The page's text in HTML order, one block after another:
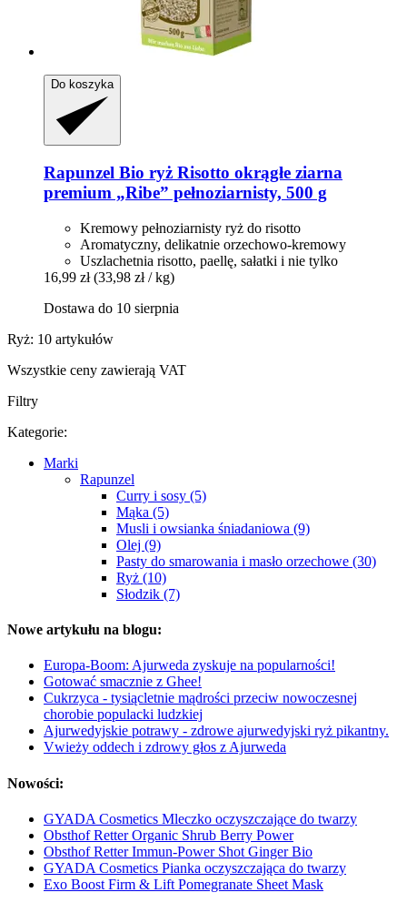
Do koszyka
Rapunzel Bio ryż Risotto okrągłe ziarna
premium „Ribe” pełnoziarnisty, 500 g
Kremowy pełnoziarnisty ryż do risotto
Aromatyczny, delikatnie orzechowo-kremowy
Uszlachetnia risotto, paellę, sałatki i nie tylko
16,99 zł (33,98 zł / kg)
Dostawa do 10 sierpnia
Ryż: 10 artykułów
Wszystkie ceny zawierają VAT
Filtry
Kategorie:
Marki
Rapunzel
Curry i sosy (5)
Mąka (5)
Musli i owsianka śniadaniowa (9)
Olej (9)
Pasty do smarowania i masło orzechowe (30)
Ryż (10)
Słodzik (7)
Nowe artykułu na blogu:
Europa-Boom: Ajurweda zyskuje na popularności!
Gotować smacznie z Ghee!
Cukrzyca - tysiącletnie mądrości przeciw nowoczesnej
chorobie populacki ludzkiej
Ajurwedyjskie potrawy - zdrowe ajurwedyjski ryż pikantny.
Vwieży oddech i zdrowy głos z Ajurweda
Nowości:
GYADA Cosmetics Mleczko oczyszczające do twarzy
Obsthof Retter Organic Shrub Berry Power
Obsthof Retter Immun-Power Shot Ginger Bio
GYADA Cosmetics Pianka oczyszczająca do twarzy
Exo Boost Firm & Lift Pomegranate Sheet Mask